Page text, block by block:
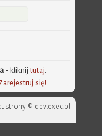
- kliknijtutaj.
się!
strony © dev.exec.pl